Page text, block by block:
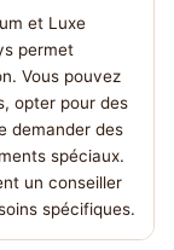
et Luxe
permet
Vous pouvez
opter pour des
demander des
spéciaux.
un conseiller
spécifiques.